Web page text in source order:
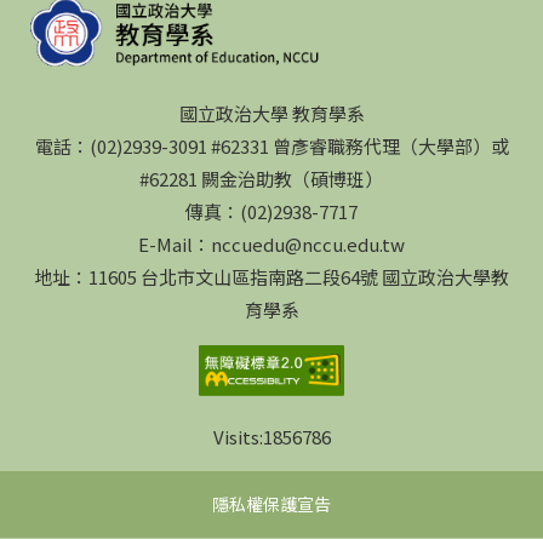
國立政治大學 教育學系
電話：(02)2939-3091 #62331 曾彥睿職務代理（大學部）或
#62281 闕金治助教（碩博班）
傳真：(02)2938-7717
E-Mail：nccuedu@nccu.edu.tw
地址：11605 台北市文山區指南路二段64號 國立政治大學教
育學系
Visits:1856786
隱私權保護宣告